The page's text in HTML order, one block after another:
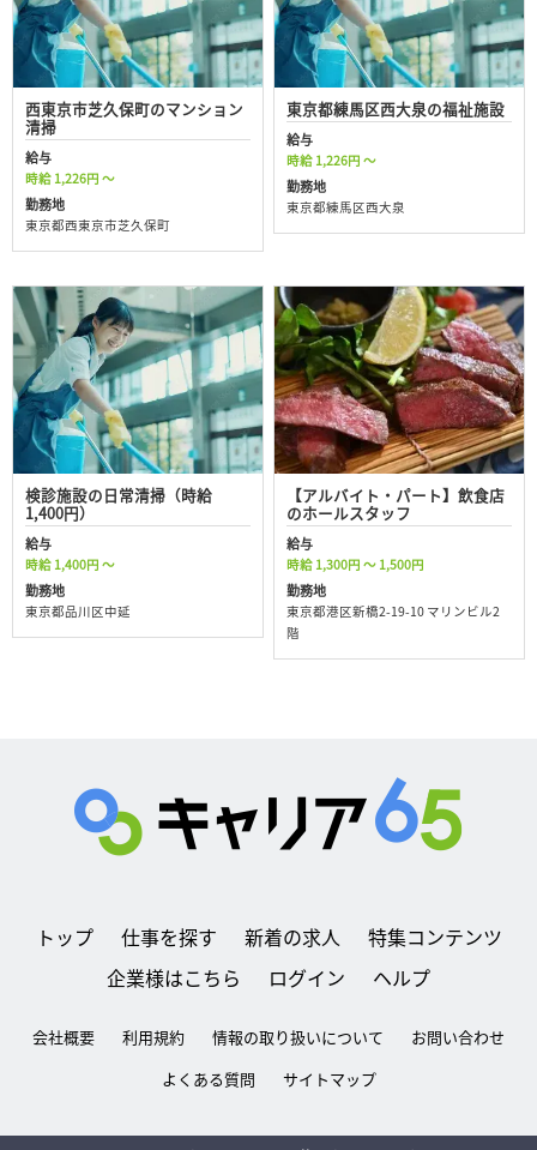
西東京市芝久保町のマンション
清掃
給与
時給 1,226円 ～
勤務地
東京都西東京市芝久保町
東京都練馬区西大泉の福祉施設
給与
時給 1,226円 ～
勤務地
東京都練馬区西大泉
検診施設の日常清掃（時給
1,400円）
給与
時給 1,400円 ～
勤務地
東京都品川区中延
【アルバイト・パート】飲食店
のホールスタッフ
給与
時給 1,300円 ～ 1,500円
勤務地
東京都港区新橋2-19-10 マリンビル2
階
トップ 仕事を探す 新着の求人
特集コンテンツ
企業様はこちら
ログイン ヘルプ
会社概要 利用規約 情報の取り扱いについて
お問い合わせ
よくある質問
サイトマップ